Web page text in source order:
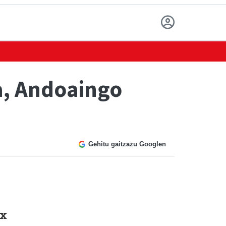
Andoaingo
Gehitu gaitzazu Googlen